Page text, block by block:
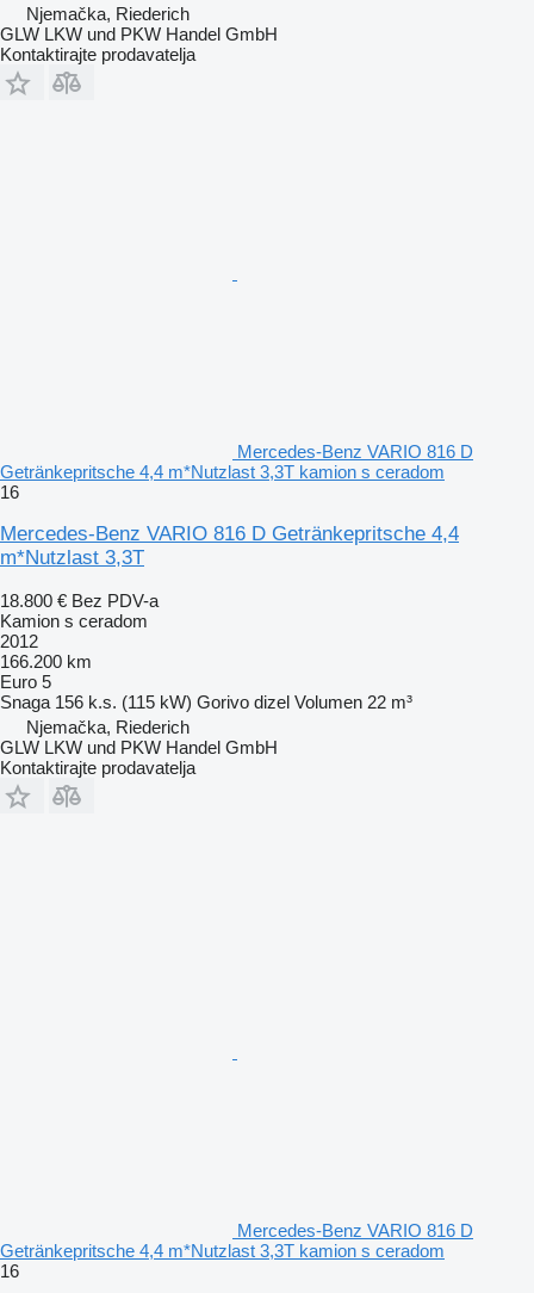
Njemačka, Riederich
GLW LKW und PKW Handel GmbH
Kontaktirajte prodavatelja
Mercedes-Benz VARIO 816 D
Getränkepritsche 4,4 m*Nutzlast 3,3T kamion s ceradom
16
Mercedes-Benz VARIO 816 D Getränkepritsche 4,4
m*Nutzlast 3,3T
18.800 € Bez PDV-a
Kamion s ceradom
2012
166.200 km
Euro 5
Snaga 156 k.s. (115 kW) Gorivo dizel Volumen 22 m³
Njemačka, Riederich
GLW LKW und PKW Handel GmbH
Kontaktirajte prodavatelja
Mercedes-Benz VARIO 816 D
Getränkepritsche 4,4 m*Nutzlast 3,3T kamion s ceradom
16